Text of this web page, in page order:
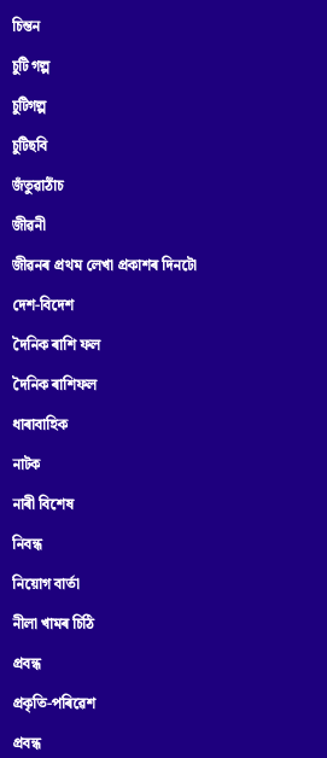
চিন্তন
চুটি গল্প
চুটিগল্প
চুটিছবি
জঁতুৱাঠাঁচ
জীৱনী
জীৱনৰ প্ৰথম লেখা প্ৰকাশৰ দিনটো
দেশ-বিদেশ
দৈনিক ৰাশি ফল
দৈনিক ৰাশিফল
ধাৰাবাহিক
নাটক
নাৰী বিশেষ
নিবন্ধ
নিয়োগ বাৰ্তা
নীলা খামৰ চিঠি
প্রবন্ধ
প্ৰকৃতি-পৰিৱেশ
প্ৰবন্ধ